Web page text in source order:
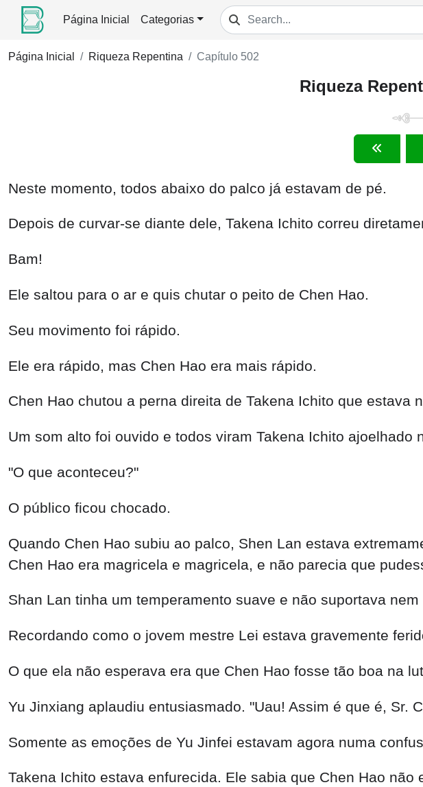
Página Inicial Categorias
Página Inicial Riqueza Repentina Capítulo 502
Riqueza
Neste momento, todos abaixo do palco já estavam de pé.
Depois de curvar-se diante dele, Takena Ichito correu
Bam!
Ele saltou para o ar e quis chutar o peito de Chen Hao.
Seu movimento foi rápido.
Ele era rápido, mas Chen Hao era mais rápido.
Chen Hao chutou a perna direita de Takena Ichito que estava
Um som alto foi ouvido e todos viram Takena Ichito ajoelhado
"O que aconteceu?"
O público ficou chocado.
Quando Chen Hao subiu ao palco, Shen Lan estava
Chen Hao era magricela e magricela, e não parecia que
Shan Lan tinha um temperamento suave e não suportava
Recordando como o jovem mestre Lei estava gravemente
O que ela não esperava era que Chen Hao fosse tão boa na
Yu Jinxiang aplaudiu entusiasmado. "Uau! Assim é que é, Sr.
Somente as emoções de Yu Jinfei estavam agora numa
Takena Ichito estava enfurecida. Ele sabia que Chen Hao não